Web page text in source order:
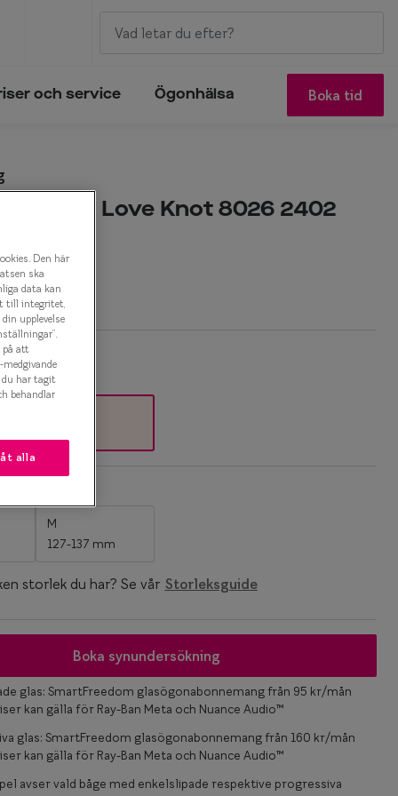
och service Ögonhälsa Boka tid
Soft Love Knot 8026 2402
M
127-137 mm
storlek du har? Se vår Storleksguide
Boka synundersökning
glas: SmartFreedom glasögonabonnemang från 95 kr/mån
kan gälla för Ray-Ban Meta och Nuance Audio™
glas: SmartFreedom glasögonabonnemang från 160 kr/mån
kan gälla för Ray-Ban Meta och Nuance Audio™
avser vald båge med enkelslipade respektive progressiva
Den här
ska
data kan
till integritet,
upplevelse
på att
du har tagit
behandlar
alla